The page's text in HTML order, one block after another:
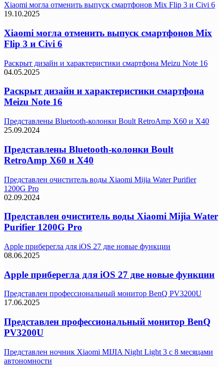
Xiaomi могла отменить выпуск смартфонов Mix Flip 3 и Civi 6
19.10.2025
Xiaomi могла отменить выпуск смартфонов Mix
Flip 3 и Civi 6
Раскрыт дизайн и характеристики смартфона Meizu Note 16
04.05.2025
Раскрыт дизайн и характеристики смартфона
Meizu Note 16
Представлены Bluetooth-колонки Boult RetroAmp X60 и X40
25.09.2024
Представлены Bluetooth-колонки Boult
RetroAmp X60 и X40
Представлен очиститель воды Xiaomi Mijia Water Purifier
1200G Pro
02.09.2024
Представлен очиститель воды Xiaomi Mijia Water
Purifier 1200G Pro
Apple приберегла для iOS 27 две новые функции
08.06.2025
Apple приберегла для iOS 27 две новые функции
Представлен профессиональный монитор BenQ PV3200U
17.06.2025
Представлен профессиональный монитор BenQ
PV3200U
Представлен ночник Xiaomi MIJIA Night Light 3 с 8 месяцами
автономности